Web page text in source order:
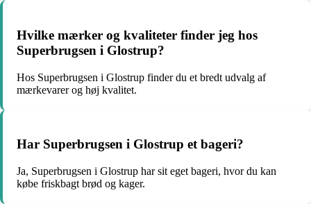
Hvilke mærker og kvaliteter finder jeg hos
Superbrugsen i Glostrup?
Hos Superbrugsen i Glostrup finder du et bredt udvalg af
mærkevarer og høj kvalitet.
Har Superbrugsen i Glostrup et bageri?
Ja, Superbrugsen i Glostrup har sit eget bageri, hvor du kan
købe friskbagt brød og kager.